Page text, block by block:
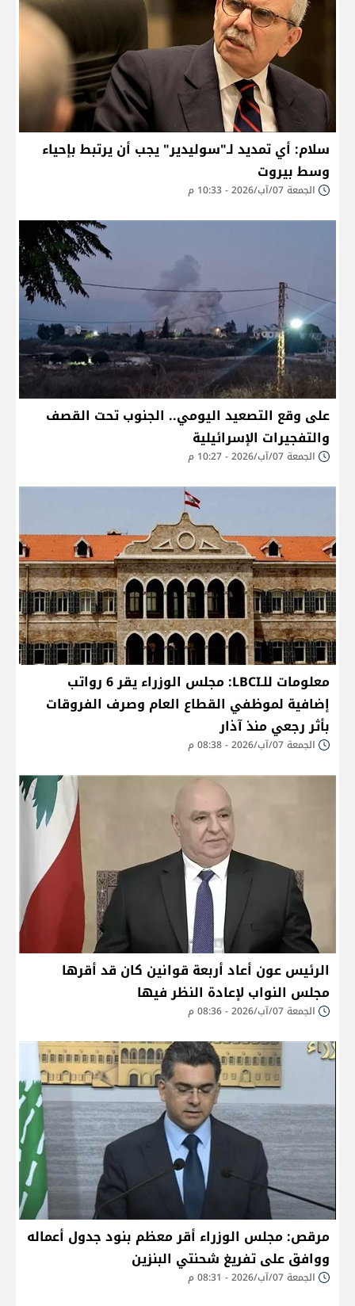
سلام: أي تمديد لـ"سوليدير" يجب أن يرتبط بإحياء
وسط بيروت
الجمعة 07/آب/2026 - 10:33 م
على وقع التصعيد اليومي.. الجنوب تحت القصف
والتفجيرات الإسرائيلية
الجمعة 07/آب/2026 - 10:27 م
معلومات للـLBCI: مجلس الوزراء يقر 6 رواتب
إضافية لموظفي القطاع العام وصرف الفروقات
بأثر رجعي منذ آذار
الجمعة 07/آب/2026 - 08:38 م
الرئيس عون أعاد أربعة قوانين كان قد أقرها
مجلس النواب لإعادة النظر فيها
الجمعة 07/آب/2026 - 08:36 م
مرقص: مجلس الوزراء أقر معظم بنود جدول أعماله
ووافق على تفريغ شحنتي البنزين
الجمعة 07/آب/2026 - 08:31 م